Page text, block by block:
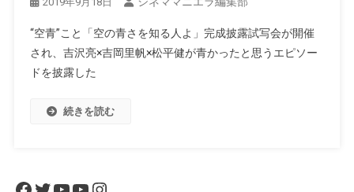
“空青”こと「空の青さを知る人よ」完成披露試写会が開催
され、吉沢亮×吉岡里帆×松平健が青かったと思うエピソー
ドを披露した
続きを読む